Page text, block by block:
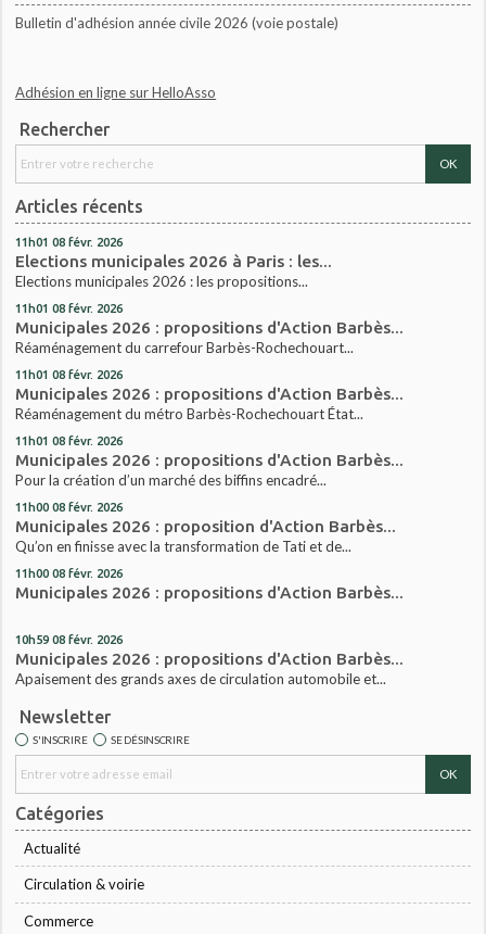
Bulletin d'adhésion année civile 2026 (voie postale)
Adhésion en ligne sur HelloAsso
Rechercher
Articles récents
11h01 08 févr. 2026
Elections municipales 2026 à Paris : les...
Elections municipales 2026 : les propositions...
11h01 08 févr. 2026
Municipales 2026 : propositions d'Action Barbès...
Réaménagement du carrefour Barbès-Rochechouart...
11h01 08 févr. 2026
Municipales 2026 : propositions d'Action Barbès...
Réaménagement du métro Barbès-Rochechouart État...
11h01 08 févr. 2026
Municipales 2026 : propositions d'Action Barbès...
Pour la création d’un marché des biffins encadré...
11h00 08 févr. 2026
Municipales 2026 : proposition d'Action Barbès...
Qu’on en finisse avec la transformation de Tati et de...
11h00 08 févr. 2026
Municipales 2026 : propositions d'Action Barbès...
10h59 08 févr. 2026
Municipales 2026 : propositions d'Action Barbès...
Apaisement des grands axes de circulation automobile et...
Newsletter
S'INSCRIRE SE DÉSINSCRIRE
Catégories
Actualité
Circulation & voirie
Commerce